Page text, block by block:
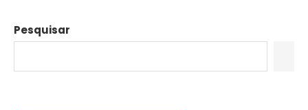
Pesquisar